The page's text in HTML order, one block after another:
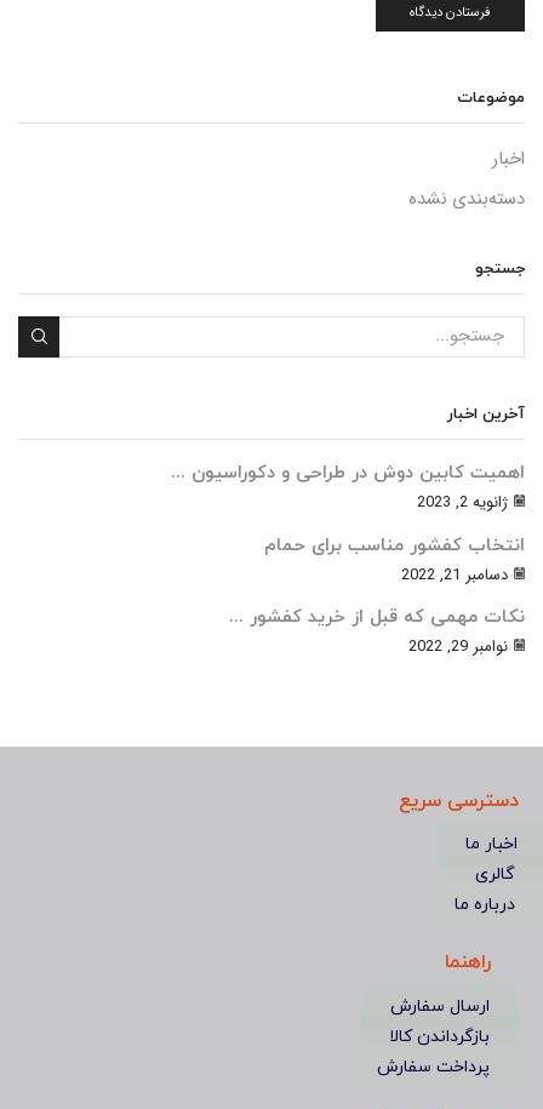
موضوعات
اخبار
دسته‌بندی نشده
جستجو
آخرین اخبار
اهمیت کابین دوش در طراحی و دکوراسیون ...
ژانویه 2, 2023
انتخاب کفشور مناسب برای حمام
دسامبر 21, 2022
نکات مهمی که قبل از خرید کفشور ...
نوامبر 29, 2022
دسترسی سریع
اخبار ما
گالری
درباره ما
راهنما
ارسال سفارش
بازگرداندن کالا
پرداخت سفارش